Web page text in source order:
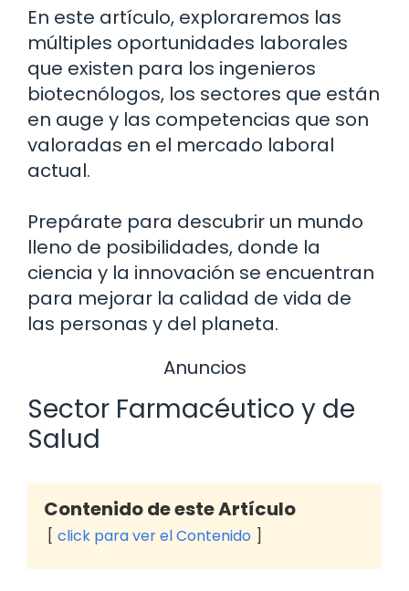
En este artículo, exploraremos las
múltiples oportunidades laborales
que existen para los ingenieros
biotecnólogos, los sectores que están
en auge y las competencias que son
valoradas en el mercado laboral
actual.
Prepárate para descubrir un mundo
lleno de posibilidades, donde la
ciencia y la innovación se encuentran
para mejorar la calidad de vida de
las personas y del planeta.
Anuncios
Sector Farmacéutico y de
Salud
Contenido de este Artículo
click para ver el Contenido